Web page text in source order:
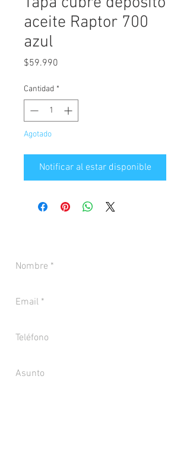
aceite Raptor 700
azul
$59.990
Cantidad *
Agotado
Notificar al estar disponible